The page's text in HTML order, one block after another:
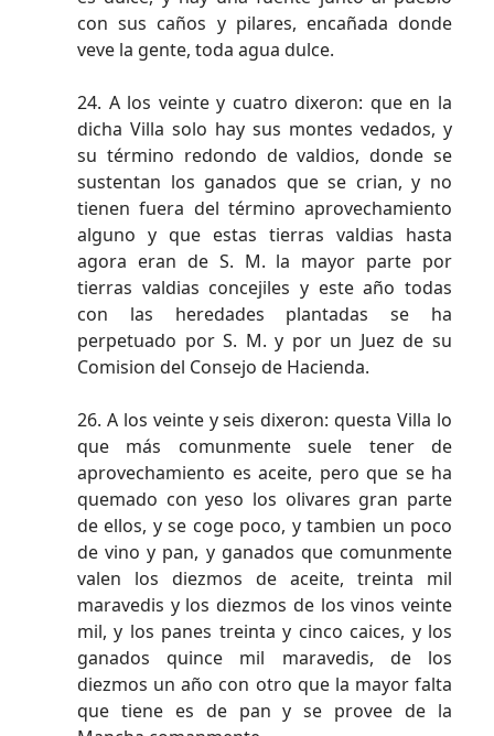
con sus caños y pilares, encañada donde
veve la gente, toda agua dulce.
24. A los veinte y cuatro dixeron: que en la
dicha Villa solo hay sus montes vedados, y
su término redondo de valdios, donde se
sustentan los ganados que se crian, y no
tienen fuera del término aprovechamiento
alguno y que estas tierras valdias hasta
agora eran de S. M. la mayor parte por
tierras valdias concejiles y este año todas
con las heredades plantadas se ha
perpetuado por S. M. y por un Juez de su
Comision del Consejo de Hacienda.
26. A los veinte y seis dixeron: questa Villa lo
que más comunmente suele tener de
aprovechamiento es aceite, pero que se ha
quemado con yeso los olivares gran parte
de ellos, y se coge poco, y tambien un poco
de vino y pan, y ganados que comunmente
valen los diezmos de aceite, treinta mil
maravedis y los diezmos de los vinos veinte
mil, y los panes treinta y cinco caices, y los
ganados quince mil maravedis, de los
diezmos un año con otro que la mayor falta
que tiene es de pan y se provee de la